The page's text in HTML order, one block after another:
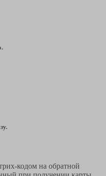
кодом на обратной